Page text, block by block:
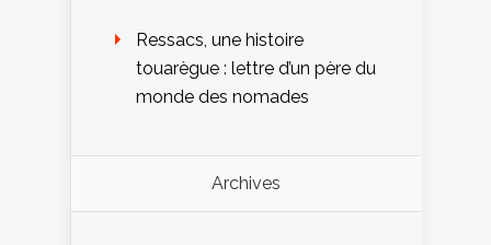
Ressacs, une histoire
touarègue : lettre d’un père du
monde des nomades
Archives